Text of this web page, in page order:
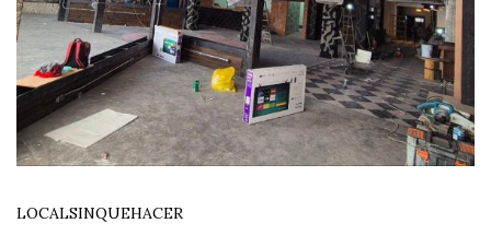
LOCALSINQUEHACER